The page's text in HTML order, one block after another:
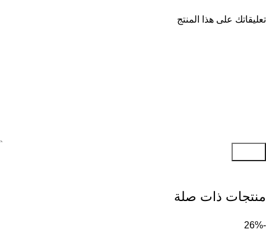
تعليقاتك على هذا المنتج
منتجات ذات صلة
-26%